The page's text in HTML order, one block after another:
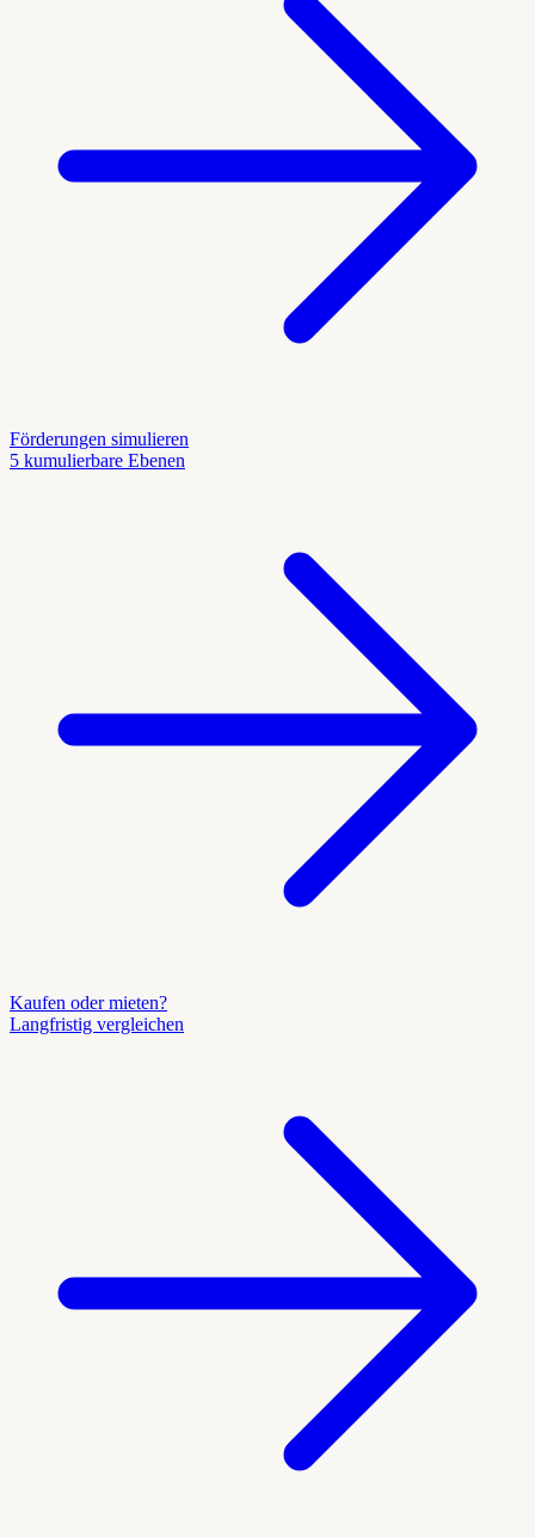
Förderungen simulieren
5 kumulierbare Ebenen
Kaufen oder mieten?
Langfristig vergleichen